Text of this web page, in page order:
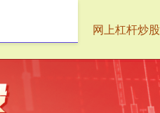
网上杠杆炒股